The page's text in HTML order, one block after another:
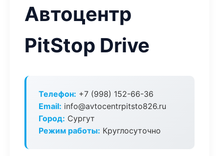
Автоцентр
PitStop Drive
Телефон: +7 (998) 152-66-36
Email: info@avtocentrpitsto826.ru
Город: Сургут
Режим работы: Круглосуточно